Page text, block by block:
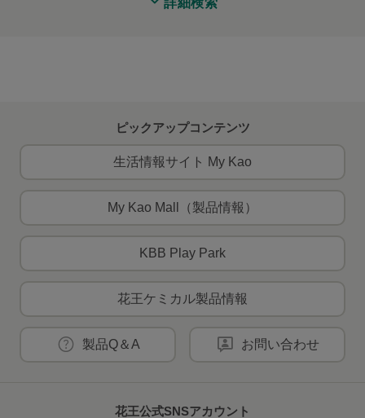
詳細検索
ピックアップコンテンツ
生活情報サイト My Kao
My Kao Mall（製品情報）
KBB Play Park
花王ケミカル製品情報
製品Q＆A お問い合わせ
花王公式SNSアカウント